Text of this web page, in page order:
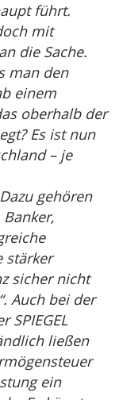
führt.
mit
die Sache.
man den
einem
oberhalb der
Es ist nun
– je
gehören
stärker
sicher nicht
Auch bei der
SPIEGEL
ließen
ein